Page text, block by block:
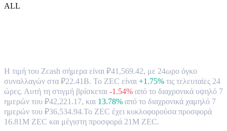
ALL
Η τιμή του Zcash σήμερα είναι ₽41,569.42, με 24ωρο όγκο
συναλλαγών στα ₽22.41B. Το ZEC είναι +1.75% τις τελευταίες 24
ώρες. Αυτή τη στιγμή βρίσκεται -1.54% από το διαχρονικά υψηλό 7
ημερών του ₽42,221.17, και 13.78% από το διαχρονικά χαμηλό 7
ημερών του ₽36,534.94.Το ZEC έχει κυκλοφορούσα προσφορά
16.81M ZEC και μέγιστη προσφορά 21M ZEC.